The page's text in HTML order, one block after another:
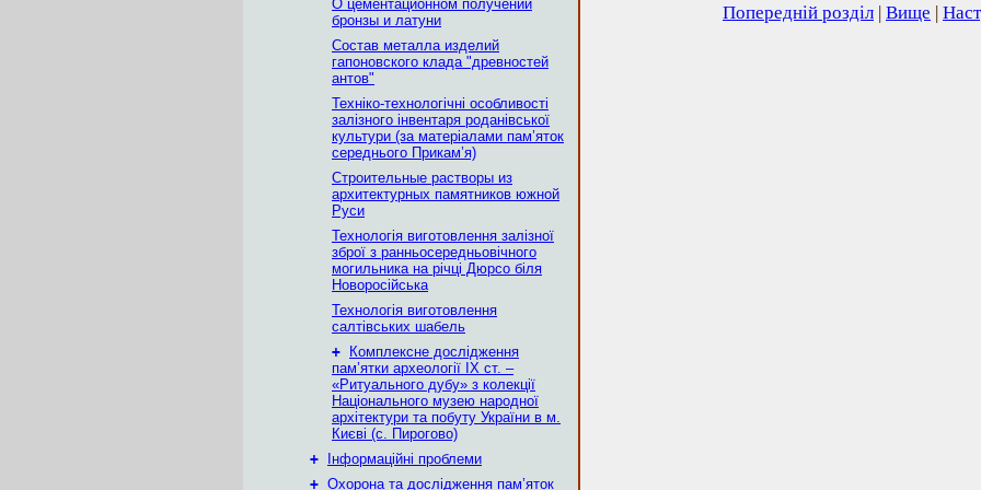
О цементационном получении
бронзы и латуни
Состав металла изделий
гапоновского клада "древностей
антов"
Техніко-технологічні особливості
залізного інвентаря роданівської
культури (за матеріалами пам’яток
середнього Прикам’я)
Строительные растворы из
архитектурных памятников южной
Руси
Технологія виготовлення залізної
зброї з ранньосередньовічного
могильника на річці Дюрсо біля
Новоросійська
Технологія виготовлення
салтівських шабель
+
Комплексне дослідження
пам’ятки археології ІХ ст. –
«Ритуального дубу» з колекції
Національного музею народної
архітектури та побуту України в м.
Києві (с. Пирогово)
+
Інформаційні проблеми
+ Охорона та дослідження пам’яток
Попередній розділ | Вище |